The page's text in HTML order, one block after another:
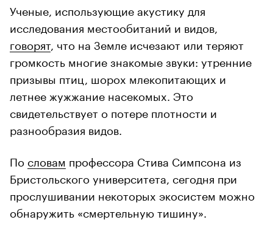
Ученые, использующие акустику для
исследования местообитаний и видов,
говорят, что на Земле исчезают или теряют
громкость многие знакомые звуки: утренние
призывы птиц, шорох млекопитающих и
летнее жужжание насекомых. Это
свидетельствует о потере плотности и
разнообразия видов.
По словам профессора Стива Симпсона из
Бристольского университета, сегодня при
прослушивании некоторых экосистем можно
обнаружить «смертельную тишину».